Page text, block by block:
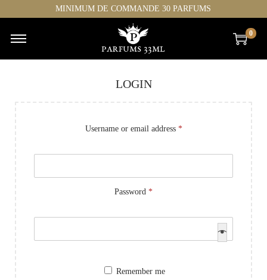
MINIMUM DE COMMANDE 30 PARFUMS
0
LOGIN
Username or email address *
Password *
Remember me